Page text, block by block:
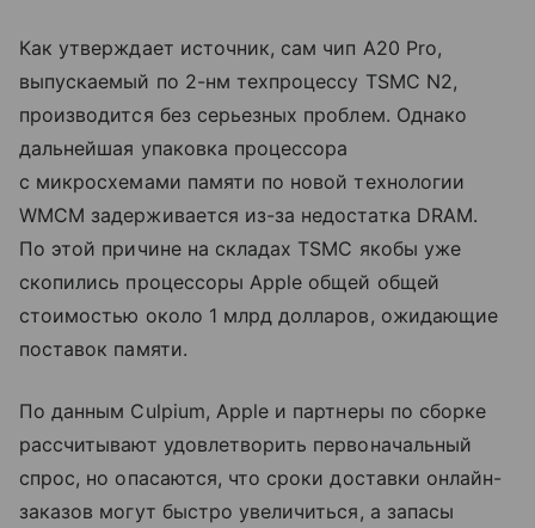
Как утверждает источник, сам чип A20 Pro,
выпускаемый по 2-нм техпроцессу TSMC N2,
производится без серьезных проблем. Однако
дальнейшая упаковка процессора
с микросхемами памяти по новой технологии
WMCM задерживается из-за недостатка DRAM.
По этой причине на складах TSMC якобы уже
скопились процессоры Apple общей общей
стоимостью около 1 млрд долларов, ожидающие
поставок памяти.
По данным Culpium, Apple и партнеры по сборке
рассчитывают удовлетворить первоначальный
спрос, но опасаются, что сроки доставки онлайн-
заказов могут быстро увеличиться, а запасы